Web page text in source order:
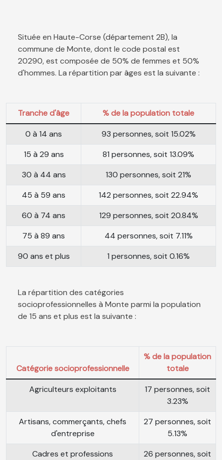
Située en Haute-Corse (département 2B), la
commune de Monte, dont le code postal est
20290, est composée de 50% de femmes et 50%
d'hommes. La répartition par âges est la suivante :
Tranche d'âge
% de la population totale
0 à 14 ans
93 personnes, soit 15.02%
15 à 29 ans
81 personnes, soit 13.09%
30 à 44 ans
130 personnes, soit 21%
45 à 59 ans
142 personnes, soit 22.94%
60 à 74 ans
129 personnes, soit 20.84%
75 à 89 ans
44 personnes, soit 7.11%
90 ans et plus
1 personnes, soit 0.16%
La répartition des catégories
socioprofessionnelles à Monte parmi la population
de 15 ans et plus est la suivante :
Catégorie socioprofessionnelle
% de la population
totale
Agriculteurs exploitants
17 personnes, soit
3.23%
Artisans, commerçants, chefs
d'entreprise
27 personnes, soit
5.13%
Cadres et professions
26 personnes, soit